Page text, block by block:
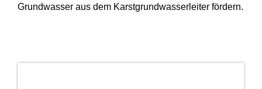
Grundwasser aus dem Karstgrundwasserleiter fördern.